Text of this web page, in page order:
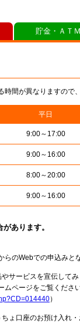
間が異なりますので
平日
9:00～17:00
9:00～16:00
8:00～20:00
9:00～16:00
あります。
のWebでの申込みと
サービスを宣伝して
ムページをご覧くださ
）
ょ口座のお預け入れ
貯金・ＡＴ